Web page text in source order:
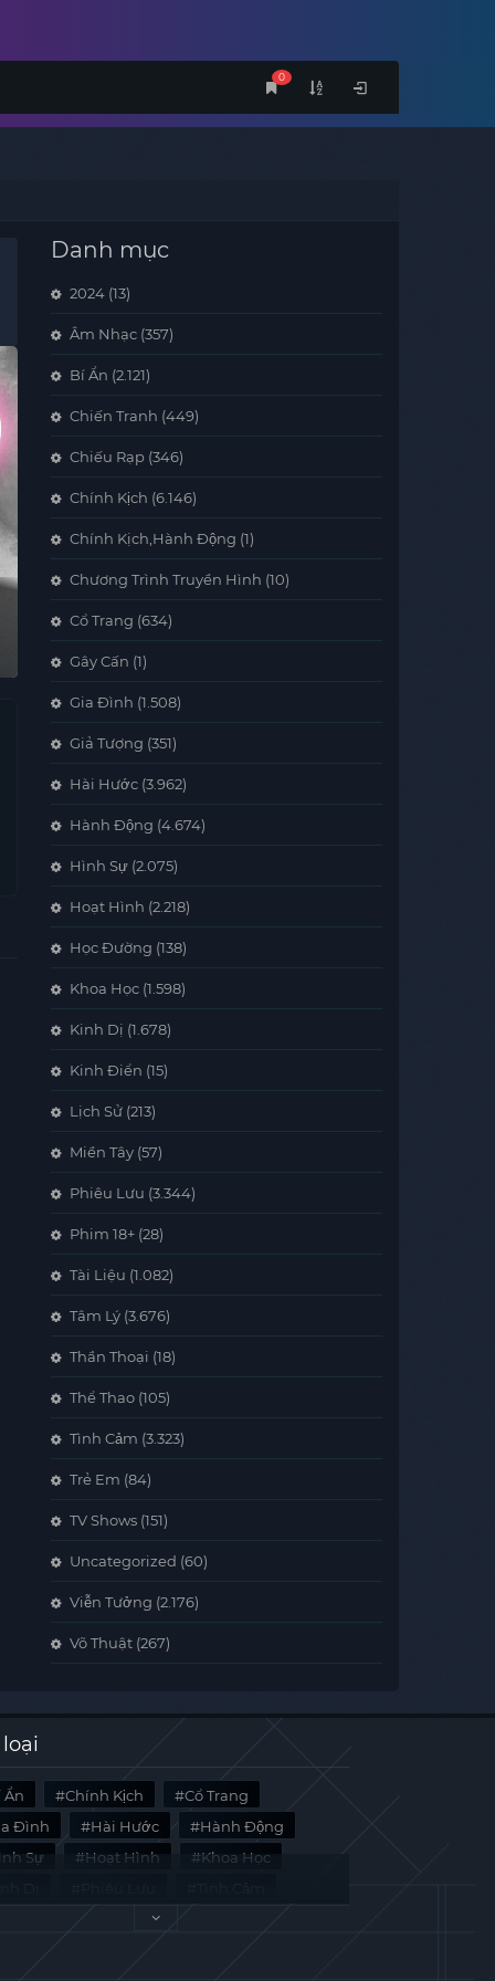
0
Danh mục
2024 (13)
Âm Nhạc (357)
Bí Ẩn (2.121)
Chiến Tranh (449)
Chiếu Rạp (346)
Chính Kịch (6.146)
Chính Kịch,Hành Động (1)
Chương Trình Truyền Hình (10)
Cổ Trang (634)
Gây Cấn (1)
Gia Đình (1.508)
Giả Tượng (351)
Hài Hước (3.962)
Hành Động (4.674)
Hình Sự (2.075)
Hoạt Hình (2.218)
Học Đường (138)
Khoa Học (1.598)
Kinh Dị (1.678)
Kinh Điển (15)
Lịch Sử (213)
Miền Tây (57)
Phiêu Lưu (3.344)
Phim 18+ (28)
Tài Liệu (1.082)
Tâm Lý (3.676)
Thần Thoại (18)
Thể Thao (105)
Tình Cảm (3.323)
Trẻ Em (84)
TV Shows (151)
Uncategorized (60)
Viễn Tưởng (2.176)
Võ Thuật (267)
loại
Ẩn Chính Kịch
Cổ Trang
Đình
Hài Hước
Hành Động
Sự
Hoạt Hình
Khoa Học
Liệu
Tâm Lý Viễn Tưởng